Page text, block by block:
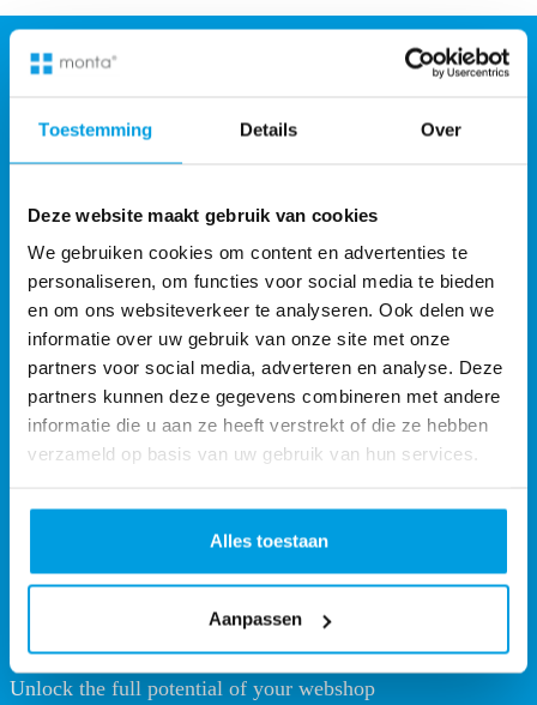
Toestemming Details Over
Deze website maakt gebruik van cookies
We gebruiken cookies om content en advertenties te
personaliseren, om functies voor social media te bieden
en om ons websiteverkeer te analyseren. Ook delen we
informatie over uw gebruik van onze site met onze
partners voor social media, adverteren en analyse. Deze
partners kunnen deze gegevens combineren met andere
informatie die u aan ze heeft verstrekt of die ze hebben
verzameld op basis van uw gebruik van hun services.
Alles toestaan
Aanpassen
Monta Services UK Ltd
Monta Fulfilment UK
2 Spire Rd Rushden NN10 0FN United Kingdom
Phone:
+44 24 75315720
Europe’s #1 Fulfilment and WMS Solution
Unlock the full potential of your webshop